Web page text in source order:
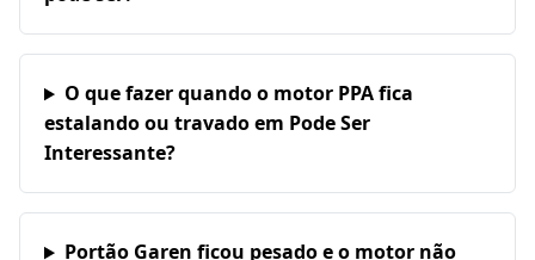
O que fazer quando o motor PPA fica
estalando ou travado em Pode Ser
Interessante?
Portão Garen ficou pesado e o motor não